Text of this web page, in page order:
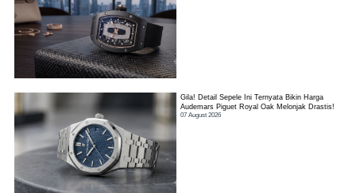
Gila! Detail Sepele Ini Ternyata Bikin Harga
Audemars Piguet Royal Oak Melonjak Drastis!
07 August 2026